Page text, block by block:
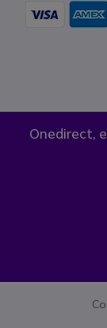
Onedirect,